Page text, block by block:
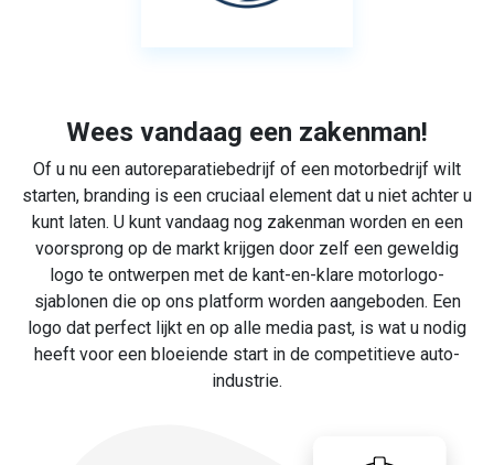
Wees vandaag een zakenman!
Of u nu een autoreparatiebedrijf of een motorbedrijf wilt
starten, branding is een cruciaal element dat u niet achter u
kunt laten. U kunt vandaag nog zakenman worden en een
voorsprong op de markt krijgen door zelf een geweldig
logo te ontwerpen met de kant-en-klare motorlogo-
sjablonen die op ons platform worden aangeboden. Een
logo dat perfect lijkt en op alle media past, is wat u nodig
heeft voor een bloeiende start in de competitieve auto-
industrie.